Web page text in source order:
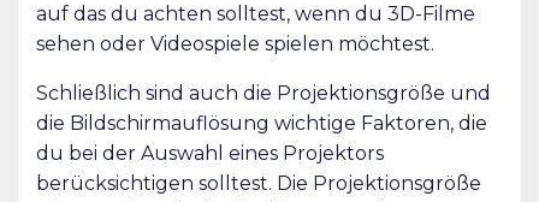
auf das du achten solltest, wenn du 3D-Filme
sehen oder Videospiele spielen möchtest.
Schließlich sind auch die Projektionsgröße und
die Bildschirmauflösung wichtige Faktoren, die
du bei der Auswahl eines Projektors
berücksichtigen solltest. Die Projektionsgröße